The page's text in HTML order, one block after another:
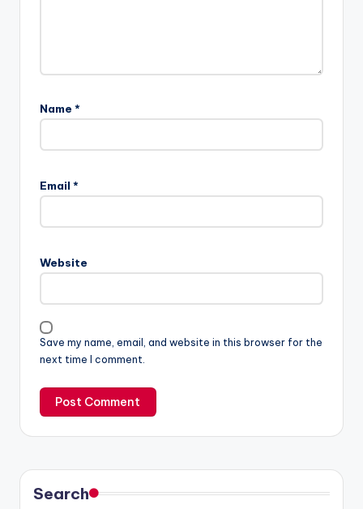
Name *
Email *
Website
Save my name, email, and website in this browser for the
next time I comment.
Search